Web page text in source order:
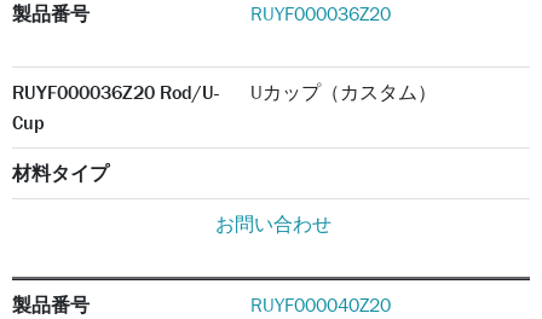
製品番号 RUYF000036Z20
RUYF000036Z20 Rod/U-
Cup
Uカップ（カスタム）
材料タイプ
お問い合わせ
製品番号 RUYF000040Z20